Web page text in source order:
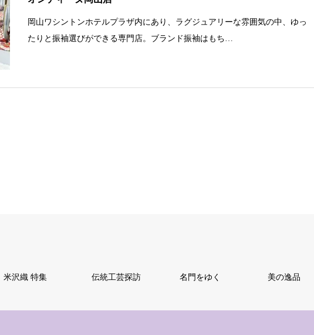
岡山ワシントンホテルプラザ内にあり、ラグジュアリーな雰囲気の中、ゆっ
たりと振袖選びができる専門店。ブランド振袖はもち…
米沢織 特集 伝統工芸探訪 名門をゆく 美の逸品